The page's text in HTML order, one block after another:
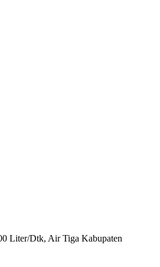
Liter/Dtk, Air Tiga Kabupaten